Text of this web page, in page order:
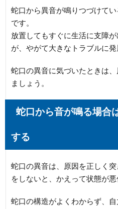
蛇口から異音が鳴りつづけて
です。
放置してもすぐに生活に支障
が、やがて大きなトラブルに発
蛇口の異音に気づいたときは
ましょう。
蛇口から音が鳴る場合
する
蛇口の異音は、原因を正しく
をしないと、かえって状態が
蛇口の構造がよくわからず、